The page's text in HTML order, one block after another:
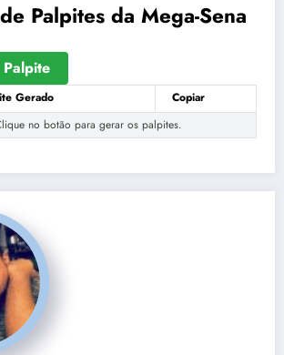
Palpites da Mega-Sena
Gerado
Copiar
no botão para gerar os palpites.